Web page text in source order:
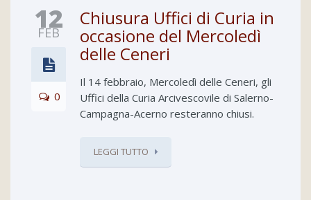
12
FEB
0
Chiusura Uffici di Curia in
occasione del Mercoledì
delle Ceneri
Il 14 febbraio, Mercoledì delle Ceneri, gli
Uffici della Curia Arcivescovile di Salerno-
Campagna-Acerno resteranno chiusi.
LEGGI TUTTO